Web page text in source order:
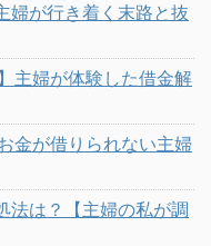
婦が行き着く末路と抜
主婦が体験した借金解
金が借りられない主婦
法は？【主婦の私が調